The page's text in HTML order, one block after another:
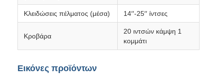
Κλειδώσεις πέλματος (μέσα) 14′′-25′′ ίντσες
Κροβάρα
20 ιντσών κάμψη 1
κομμάτι
Εικόνες προϊόντων